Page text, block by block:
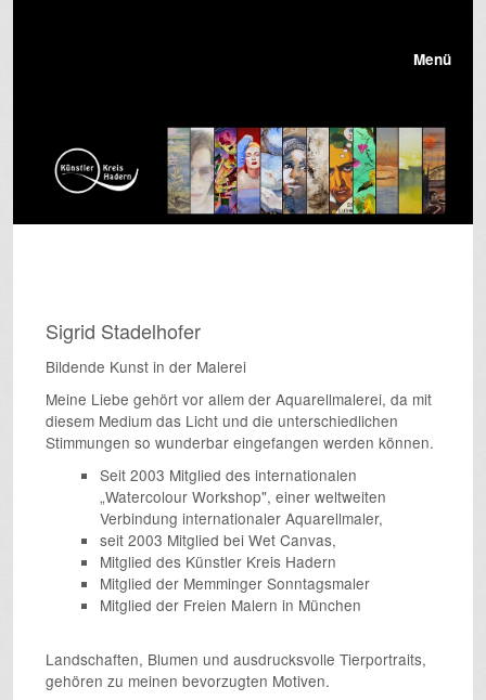
Menü
Sigrid Stadelhofer
Bildende Kunst in der Malerei
Meine Liebe gehört vor allem der Aquarellmalerei, da mit
diesem Medium das Licht und die unterschiedlichen
Stimmungen so wunderbar eingefangen werden können.
Seit 2003 Mitglied des internationalen
„Watercolour Workshop", einer weltweiten
Verbindung internationaler Aquarellmaler,
seit 2003 Mitglied bei Wet Canvas,
Mitglied des Künstler Kreis Hadern
Mitglied der Memminger Sonntagsmaler
Mitglied der Freien Malern in München
Landschaften, Blumen und ausdrucksvolle Tierportraits,
gehören zu meinen bevorzugten Motiven.